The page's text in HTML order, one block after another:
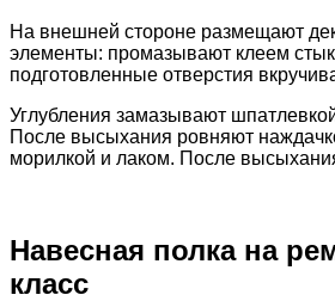
На внешней стороне размещают
элементы: промазывают клеем
подготовленные отверстия
Углубления замазывают
После высыхания ровняют
морилкой и лаком. После
Навесная полка на
класс